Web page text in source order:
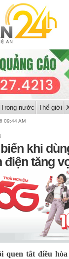
Trong nước Thế giới
09:44 AM
khi
điện tăng
quen tắt điều